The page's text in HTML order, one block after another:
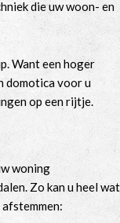
die uw woon- en
Want een hoger
domotica voor u
op een rijtje.
woning
Zo kan u heel wat